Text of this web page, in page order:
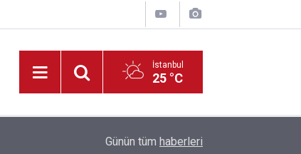
İstanbul
25 °C
Konya’da Silah Kaçakçılığı Operasyonu: 6
Günün tüm haberleri